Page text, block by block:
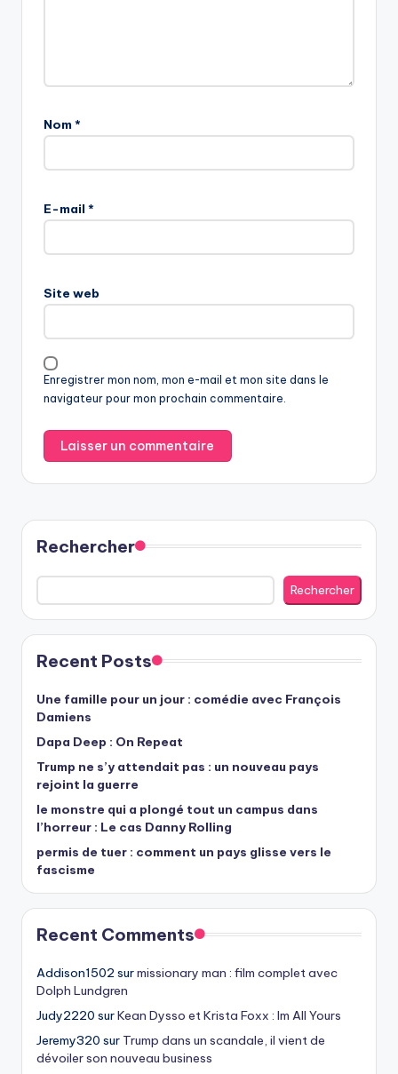
Nom *
E-mail *
Site web
Enregistrer mon nom, mon e-mail et mon site dans le
navigateur pour mon prochain commentaire.
Rechercher
Rechercher
Recent Posts
Une famille pour un jour : comédie avec François
Damiens
Dapa Deep : On Repeat
Trump ne s’y attendait pas : un nouveau pays
rejoint la guerre
le monstre qui a plongé tout un campus dans
l’horreur : Le cas Danny Rolling
permis de tuer : comment un pays glisse vers le
fascisme
Recent Comments
Addison1502 surmissionary man : film complet avec
Dolph Lundgren
Judy2220 surKean Dysso et Krista Foxx : Im All Yours
Jeremy320 sur Trump dans un scandale, il vient de
dévoiler son nouveau business